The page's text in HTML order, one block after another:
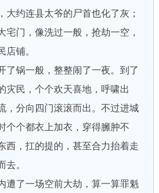
大约连县太爷的尸首也化了灰；
宅门，像洗过一般，抢劫一空，
店铺。
锅一般，整整闹了一夜。到了
灾民，个个欢天喜地，呼啸出
，分向四门滚滚而出。不过进城
个个都衣上加衣，穿得臃肿不
西，扛的提的，甚至合力抬着走
去。
了一场空前大劫，算一算罪魁